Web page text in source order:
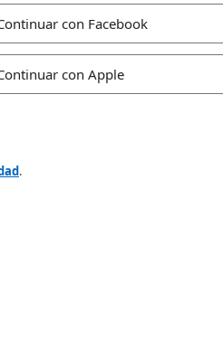
con Facebook
con Apple
.